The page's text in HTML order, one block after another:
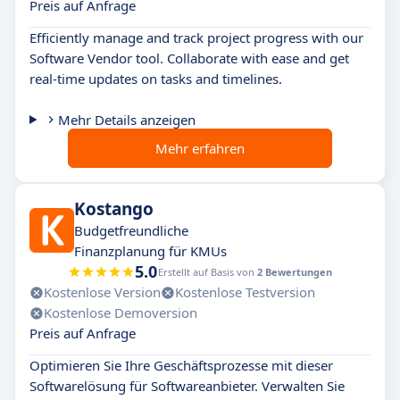
Preis auf Anfrage
Efficiently manage and track project progress with our
Software Vendor tool. Collaborate with ease and get
real-time updates on tasks and timelines.
Mehr Details anzeigen
Mehr erfahren
Kostango
Budgetfreundliche
Finanzplanung für KMUs
5.0Erstellt auf Basis von 2 Bewertungen
Kostenlose Version
Kostenlose Testversion
Kostenlose Demoversion
Preis auf Anfrage
Optimieren Sie Ihre Geschäftsprozesse mit dieser
Softwarelösung für Softwareanbieter. Verwalten Sie